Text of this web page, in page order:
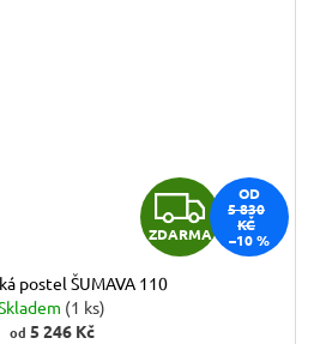
Z
D
ZDARMA
OD
5 830
KČ
–10 %
postel ŠUMAVA 110
(1 ks)
od 5 246 Kč